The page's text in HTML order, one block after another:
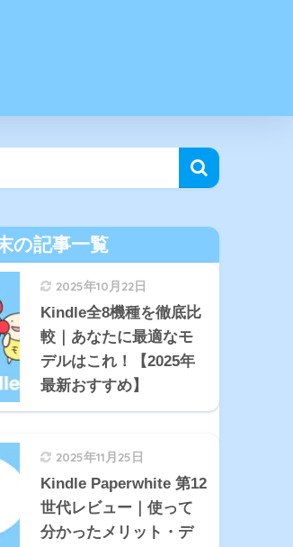
の記事一覧
2025年10月22日
Kindle全8機種を徹底比
較｜あなたに最適なモ
デルはこれ！【2025年
最新おすすめ】
2025年11月25日
Kindle Paperwhite 第12
世代レビュー｜使って
分かったメリット・デ